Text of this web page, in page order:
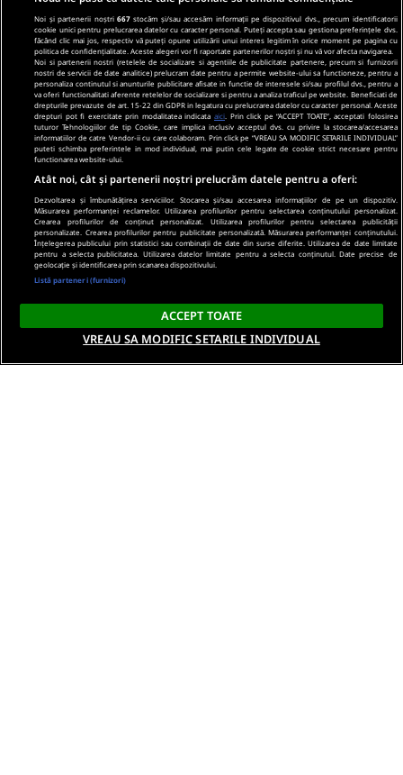
Noi și partenerii noștri667 stocăm și/sau accesăm informații pe dispozitivul dvs., precum identificatorii
cookie unici pentru prelucrarea datelor cu caracter personal. Puteți accepta sau gestiona preferințele dvs.
făcând clic mai jos, respectiv vă puteți opune utilizării unui interes legitim în orice moment pe pagina cu
politica de confidențialitate. Aceste alegeri vor fi raportate partenerilor noștri și nu vă vor afecta navigarea.
Noi si partenerii nostri (retelele de socializare si agentiile de publicitate partenere, precum si furnizorii
nostri de servicii de date analitice) prelucram date pentru a permite website-ului sa functioneze, pentru a
personaliza continutul si anunturile publicitare afisate in functie de interesele si/sau profilul dvs., pentru a
va oferi functionalitati aferente retelelor de socializare si pentru a analiza traficul pe website. Beneficiati de
drepturile prevazute de art. 15-22 din GDPR in legatura cu prelucrarea datelor cu caracter personal. Aceste
drepturi pot fi exercitate prin modalitatea indicata aici . Prin click pe “ACCEPT TOATE”, acceptati folosirea
tuturor Tehnologiilor de tip Cookie, care implica inclusiv acceptul dvs. cu privire la stocarea/accesarea
informatiilor de catre Vendor-ii cu care colaboram. Prin click pe “VREAU SA MODIFIC SETARILE INDIVIDUAL”
puteti schimba preferintele in mod individual, mai putin cele legate de cookie strict necesare pentru
functionarea website-ului.
Atât noi, cât și partenerii noștri prelucrăm datele pentru a oferi:
Dezvoltarea și îmbunătățirea serviciilor. Stocarea și/sau accesarea informațiilor de pe un dispozitiv.
Măsurarea performanței reclamelor. Utilizarea profilurilor pentru selectarea conținutului personalizat.
Crearea profilurilor de conținut personalizat. Utilizarea profilurilor pentru selectarea publicității
personalizate. Crearea profilurilor pentru publicitate personalizată. Măsurarea performanței conținutului.
Înțelegerea publicului prin statistici sau combinații de date din surse diferite. Utilizarea de date limitate
pentru a selecta publicitatea. Utilizarea datelor limitate pentru a selecta conținutul. Date precise de
geolocație și identificarea prin scanarea dispozitivului.
Listă parteneri (furnizori)
ACCEPT TOATE
VREAU SA MODIFIC SETARILE INDIVIDUAL